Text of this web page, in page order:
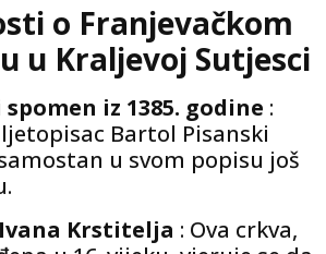
o Franjevačkom
u Kraljevoj Sutjesci
iz 1385. godine :
Bartol Pisanski
u svom popisu još
Ivana Krstitelja : Ova crkva,